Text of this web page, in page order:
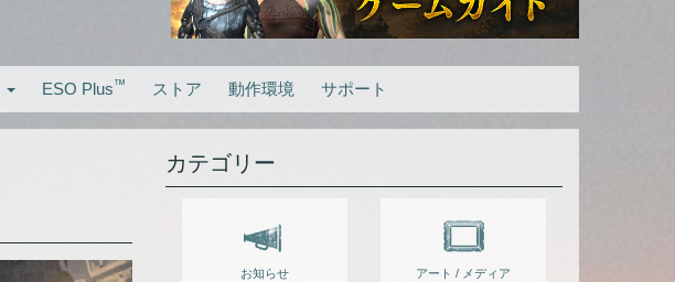
ESO Plus™ ストア 動作環境 サポート
カテゴリー
お知らせ アート / メディア